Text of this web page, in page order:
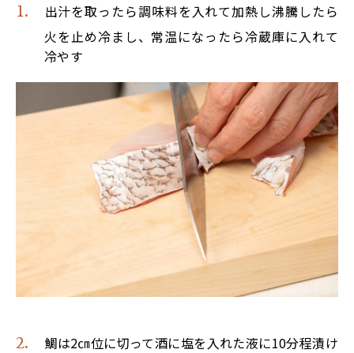
出汁を取ったら調味料を入れて加熱し沸騰したら
火を止め冷まし、常温になったら冷蔵庫に入れて
冷やす
鯛は2㎝位に切って酒に塩を入れた液に10分程漬け